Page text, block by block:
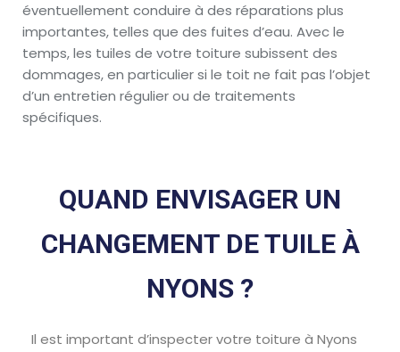
éventuellement conduire à des réparations plus
importantes, telles que des fuites d’eau. Avec le
temps, les tuiles de votre toiture subissent des
dommages, en particulier si le toit ne fait pas l’objet
d’un entretien régulier ou de traitements
spécifiques.
QUAND ENVISAGER UN
CHANGEMENT DE TUILE À
NYONS ?
Il est important d’inspecter votre toiture à Nyons